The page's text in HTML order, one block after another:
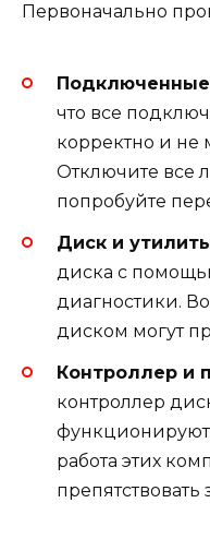
Первоначально
Подключенные
что все
корректно и не
Отключите все
попробуйте
Диск и
диска с
диагностики.
диском могут
Контроллер и
контроллер
работа этих
препятствовать